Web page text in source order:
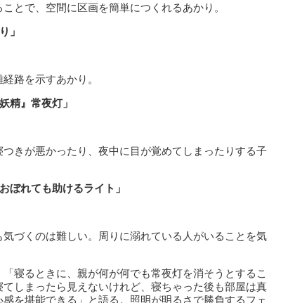
とで、空間に区画を簡単につくれるあかり。
」
路を示すあかり。
精』常夜灯」
きが悪かったり、夜中に目が覚めてしまったりする子
ぼれても助けるライト」
づくのは難しい。周りに溺れている人がいることを気
寝るときに、親が何が何でも常夜灯を消そうとするこ
しまったら見えないけれど、寝ちゃった後も部屋は真
を堪能できる」と語る。照明が明るさで勝負するフェ